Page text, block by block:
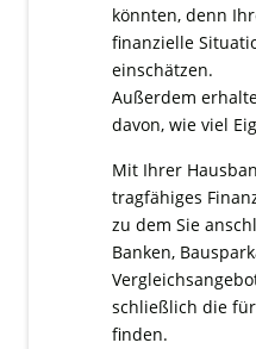
könnten, denn
finanzielle
einschätzen.
Außerdem
davon, wie viel
Mit Ihrer
tragfähiges
zu dem Sie
Banken,
schließlich die
finden.